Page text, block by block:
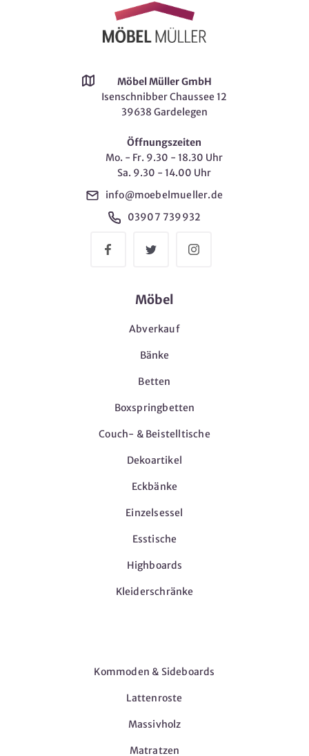
Möbel Müller GmbH
Isenschnibber Chaussee 12
39638 Gardelegen
Öffnungszeiten
Mo. - Fr. 9.30 - 18.30 Uhr
Sa. 9.30 - 14.00 Uhr
info@moebelmueller.de
03907 739932
Möbel
Abverkauf
Bänke
Betten
Boxspringbetten
Couch- & Beistelltische
Dekoartikel
Eckbänke
Einzelsessel
Esstische
Highboards
Kleiderschränke
Kommoden & Sideboards
Lattenroste
Massivholz
Matratzen